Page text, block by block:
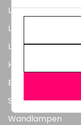
LED Lampen
LED TL Buizen
LED Panelen
Highbay's / Ufo's
Bouwlampen
Straatlampen
Wandlampen